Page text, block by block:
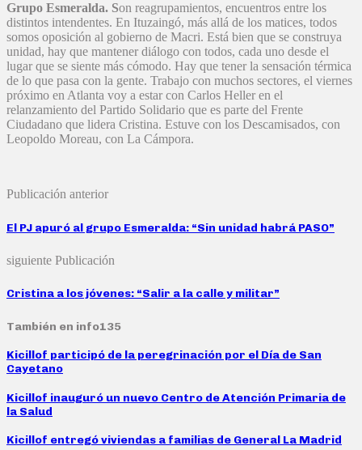
Grupo Esmeralda. Son reagrupamientos, encuentros entre los
distintos intendentes. En Ituzaingó, más allá de los matices, todos
somos oposición al gobierno de Macri. Está bien que se construya
unidad, hay que mantener diálogo con todos, cada uno desde el
lugar que se siente más cómodo. Hay que tener la sensación térmica
de lo que pasa con la gente. Trabajo con muchos sectores, el viernes
próximo en Atlanta voy a estar con Carlos Heller en el
relanzamiento del Partido Solidario que es parte del Frente
Ciudadano que lidera Cristina. Estuve con los Descamisados, con
Leopoldo Moreau, con La Cámpora.
Publicación anterior
El PJ apuró al grupo Esmeralda: “Sin unidad habrá PASO”
siguiente Publicación
Cristina a los jóvenes: “Salir a la calle y militar”
También en info135
Kicillof participó de la peregrinación por el Día de San
Cayetano
Kicillof inauguró un nuevo Centro de Atención Primaria de
la Salud
Kicillof entregó viviendas a familias de General La Madrid